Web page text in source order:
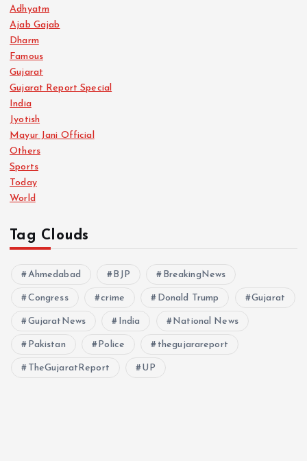
Adhyatm
Ajab Gajab
Dharm
Famous
Gujarat
Gujarat Report Special
India
Jyotish
Mayur Jani Official
Others
Sports
Today
World
Tag Clouds
Ahmedabad BJP BreakingNews
Congress crime Donald Trump Gujarat
GujaratNews India National News
Pakistan Police thegujarareport
TheGujaratReport UP